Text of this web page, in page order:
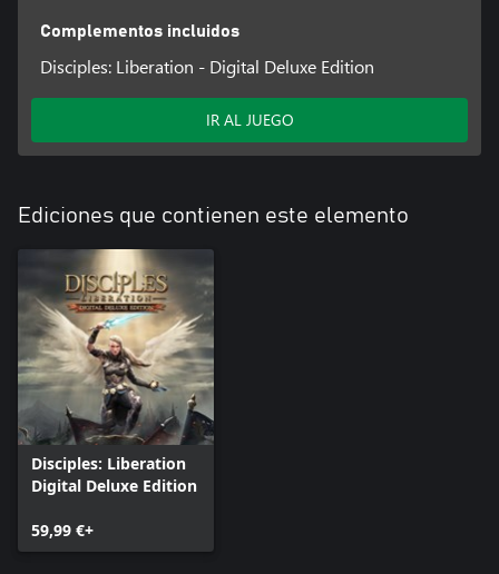
Complementos incluidos
Disciples: Liberation - Digital Deluxe Edition
IR AL JUEGO
Ediciones que contienen este elemento
Disciples: Liberation
Digital Deluxe Edition
59,99 €+